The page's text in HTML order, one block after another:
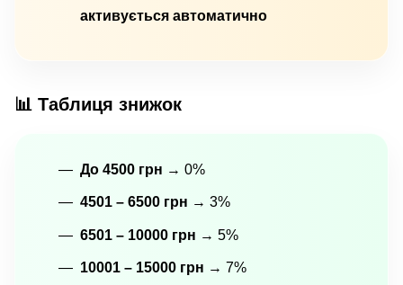
активується автоматично
📊 Таблиця знижок
До 4500 грн → 0%
4501 – 6500 грн → 3%
6501 – 10000 грн → 5%
10001 – 15000 грн → 7%